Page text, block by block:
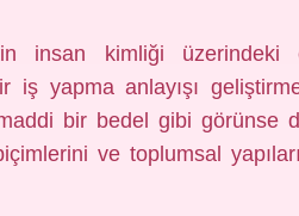
insan kimliği üzerindeki
yapma anlayışı
bir bedel gibi görünse
ve toplumsal